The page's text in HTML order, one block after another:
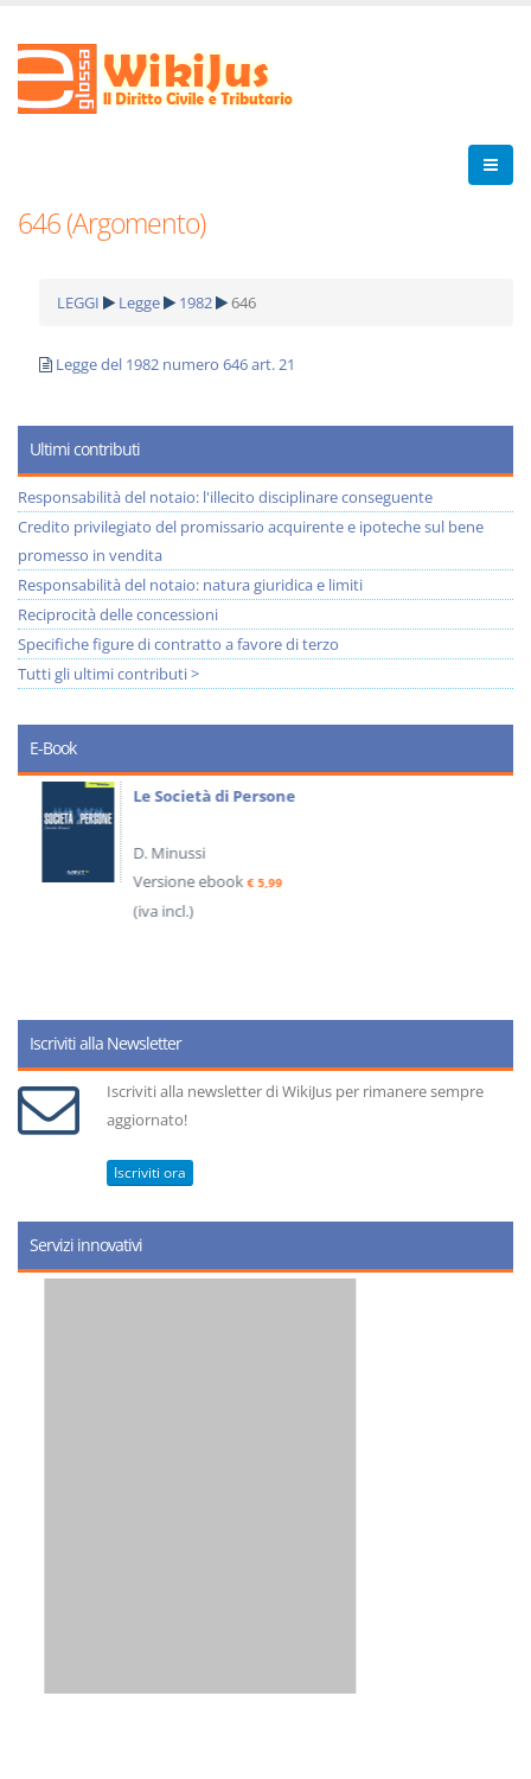
646 (Argomento)
LEGGI Legge 1982 646
Legge del 1982 numero 646 art. 21
Ultimi contributi
Responsabilità del notaio: l'illecito disciplinare conseguente
Credito privilegiato del promissario acquirente e ipoteche sul bene
promesso in vendita
Responsabilità del notaio: natura giuridica e limiti
Reciprocità delle concessioni
Specifiche figure di contratto a favore di terzo
Tutti gli ultimi contributi >
E-Book
Le Società di Persone
D. Minussi
Versione ebook€ 5,99
(iva incl.)
Iscriviti alla Newsletter
Iscriviti alla newsletter di WikiJus per rimanere sempre
aggiornato!
Iscriviti ora
Servizi innovativi